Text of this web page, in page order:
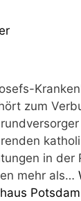
zum
in der
mehr als…